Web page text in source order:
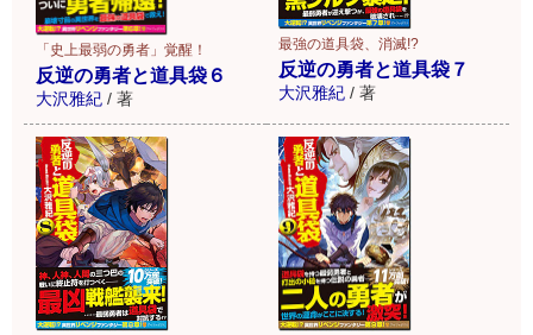
「史上最弱の勇者」覚醒！
反逆の勇者と道具袋６
大沢雅紀 / 著
最強の道具袋、消滅!?
反逆の勇者と道具袋７
大沢雅紀 / 著